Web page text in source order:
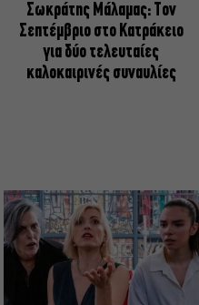
Σωκράτης Μάλαμας: Τον
Σεπτέμβριο στο Κατράκειο
για δύο τελευταίες
καλοκαιρινές συναυλίες